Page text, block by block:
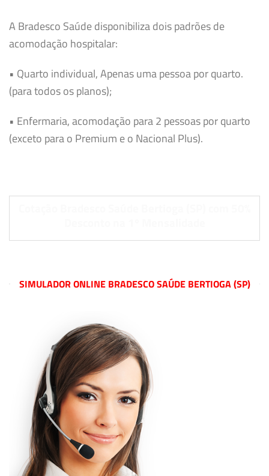
A Bradesco Saúde disponibiliza dois padrões de
acomodação hospitalar:
• Quarto individual, Apenas uma pessoa por quarto.
(para todos os planos);
• Enfermaria, acomodação para 2 pessoas por quarto
(exceto para o Premium e o Nacional Plus).
SIMULADOR ONLINE BRADESCO SAÚDE BERTIOGA (SP)